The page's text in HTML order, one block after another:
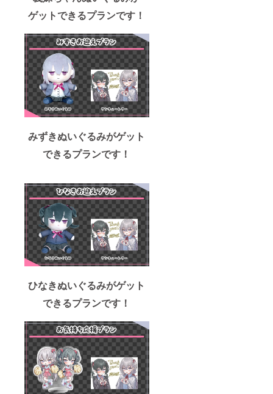
ゲットできるプランです！
みずきぬいぐるみがゲット
できるプランです！
ひなきぬいぐるみがゲット
できるプランです！